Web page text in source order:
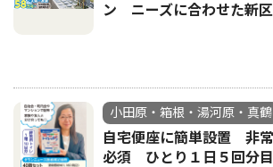
ン ニーズに合わせた新
小田原・箱根・湯河原・真鶴
自宅便座に簡単設置 非
必須 ひとり１日５回分